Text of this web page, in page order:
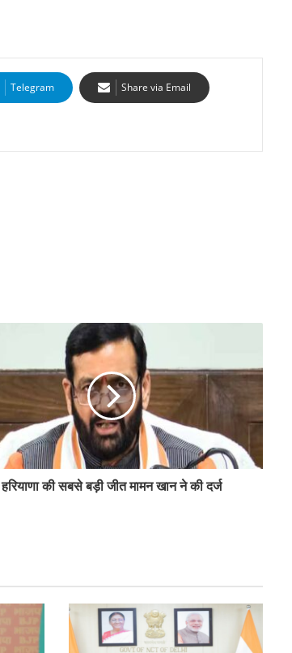
Telegram Share via Email
हरियाणा की सबसे बड़ी जीत मामन खान ने की दर्ज